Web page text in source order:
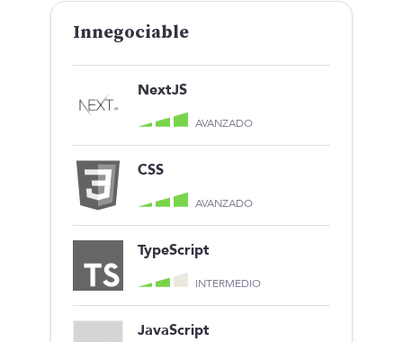
Innegociable
NextJS
AVANZADO
CSS
AVANZADO
TypeScript
INTERMEDIO
JavaScript